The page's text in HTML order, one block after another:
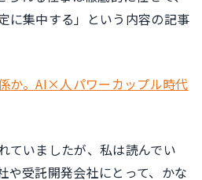
に集中する」という内容の記事
か。AI×人パワーカップル時代
ていましたが、私は読んでい
や受託開発会社にとって、かな